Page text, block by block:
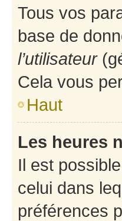
Tous vos
base de
l’utilisateur
Cela vous
Haut
Les heures
Il est
celui dans
préférences